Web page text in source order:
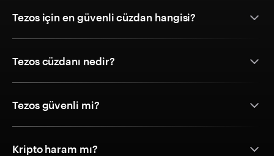
Tezos için en güvenli cüzdan hangisi?
Tezos cüzdanı nedir?
Tezos güvenli mi?
Kripto haram mı?